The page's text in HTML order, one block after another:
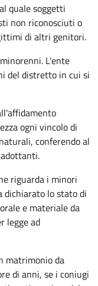
quale soggetti
non riconosciuti o
di altri genitori.
L'ente
del distretto in cui si
ogni vincolo di
conferendo al
riguarda i minori
dichiarato lo stato di
e materiale da
legge ad
matrimonio da
di anni, se i coniugi